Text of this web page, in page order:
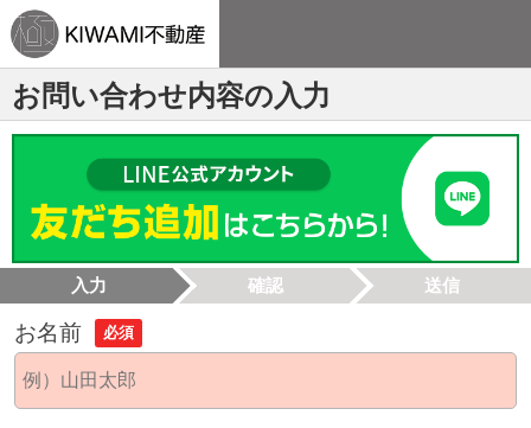
お問い合わせ内容の入力
入力 確認 送信
お名前 必須